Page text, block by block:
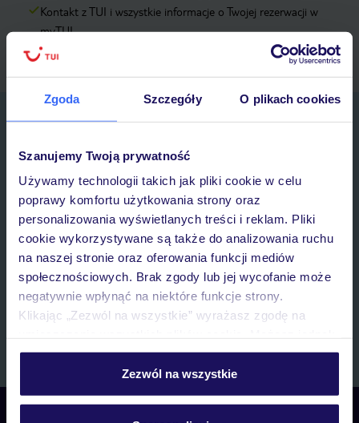
Zgoda Szczegóły O plikach cookies
Szanujemy Twoją prywatność
Używamy technologii takich jak pliki cookie w celu
poprawy komfortu użytkowania strony oraz
personalizowania wyświetlanych treści i reklam. Pliki
cookie wykorzystywane są także do analizowania ruchu
na naszej stronie oraz oferowania funkcji mediów
społecznościowych. Brak zgody lub jej wycofanie może
negatywnie wpłynąć na niektóre funkcje strony.
Klikając „Zezwól na wszystkie” wyrażasz zgodę na
personalizować swój wybór wchodząc w zakładkę
Szczegółowe informacje o plikach cookie znajdziesz
Zezwól na wszystkie
Kontakt z TUI i wszystkie informacje o Twojej rezerwacji w
myTUI
Zapisz się do newslettera
Wyrażam zgodę na przetwarzanie danych osobowych przez TUI
Poland Sp. z o.o. i TUI Poland Dystrybucja Sp. z o.o. w celach
marketingowych, w zakresie oraz celu wskazanym w„Informacji o
przetwarzaniu danych osobowych” , poprzez elektroniczną formę
komunikacji (e-mail), także z użyciem tzw. automatycznych
systemów wywołujących.
Skontaktuj się z nami